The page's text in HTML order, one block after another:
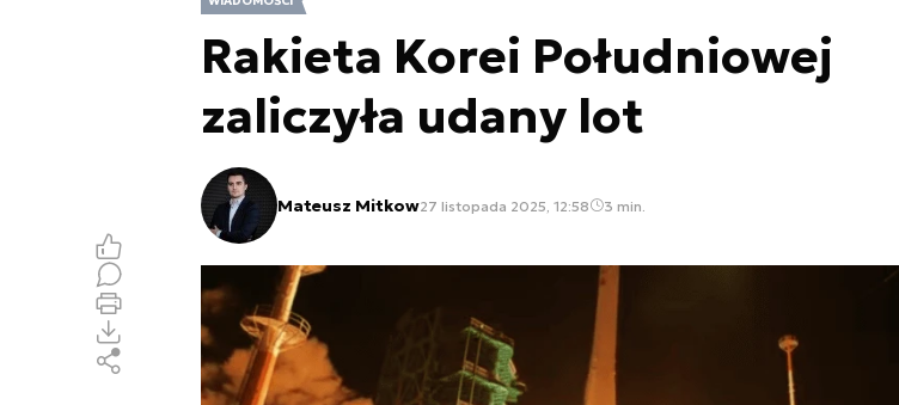
Rakieta Korei Południowej
zaliczyła udany lot
Mateusz Mitkow27 listopada 2025, 12:58 3 min.